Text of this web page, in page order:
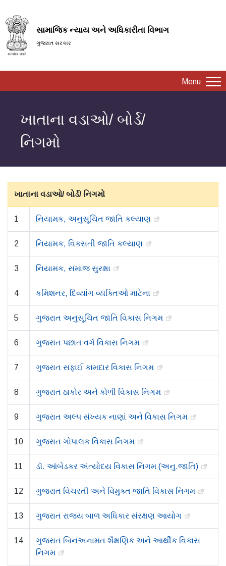
સામાજિક ન્યાય અને અધિકારીતા વિભાગ
ગુજરાત સરકાર
Menu
ખાતાના વડાઓ/ બોર્ડ/
નિગમો
ખાતાના વડાઓ/ બોર્ડ/ નિગમો
1 નિયામક, અનુસૂચિત જાતિ કલ્યાણ
2 નિયામક, વિકસતી જાતિ કલ્યાણ
3 નિયામક, સમાજ સુરક્ષા
4 કમિશનર, દિવ્યાંગ વ્યક્તિઓ માટેના
5 ગુજરાત અનુસૂચિત જાતિ વિકાસ નિગમ
6 ગુજરાત પછાત વર્ગ વિકાસ નિગમ
7 ગુજરાત સફાઈ કામદાર વિકાસ નિગમ
8 ગુજરાત ઠાકોર અને કોળી વિકાસ નિગમ
9 ગુજરાત અલ્પ સંખ્યક નાણાં અને વિકાસ નિગમ
10 ગુજરાત ગોપાલક વિકાસ નિગમ
11 ડૉ. આંબેડકર અંત્યોદય વિકાસ નિગમ (અનુ.જાતિ)
12 ગુજરાત વિચરતી અને વિમુક્ત જાતિ વિકાસ નિગમ
13 ગુજરાત રાજ્ય બાળ અધિકાર સંરક્ષણ આયોગ
14
ગુજરાત બિનઅનામત શૈક્ષણિક અને આર્થીક વિકાસ
નિગમ